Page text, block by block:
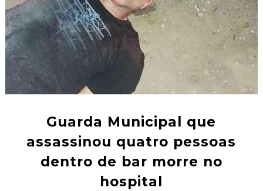
Guarda Municipal que
assassinou quatro pessoas
dentro de bar morre no
hospital